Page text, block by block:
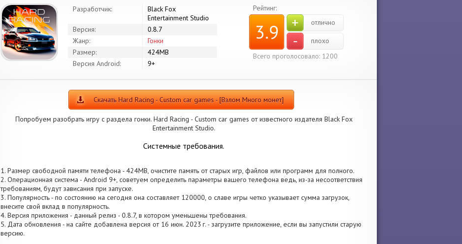
Разработчик:
Black Fox
Entertainment Studio
Версия:
0.8.7
Жанр:
Гонки
Размер:
424MB
Версия Android:
9+
Рейтинг:
3.9 + отлично
-
плохо
Всего проголосовало: 1200
Скачать Hard Racing - Custom car games - [Взлом Много монет]
Попробуем разобрать игру с раздела гонки. Hard Racing - Custom car games от известного издателя Black Fox
Entertainment Studio.
Системные требования.
1. Размер свободной памяти телефона - 424MB, очистите память от старых игр, файлов или программ для полного.
2. Операционная система - Android 9+, советуем определить параметры вашего телефона ведь, из-за несоответствия
требованиям, будут зависания при запуске.
3. Популярность - по состоянию на сегодня она составляет 120000, о cлаве игры четко указывает сумма загрузок,
внесите свой вклад в популярность.
4. Версия приложения - данный релиз - 0.8.7, в котором уменьшены требования.
5. Дата обновления - на сайте добавлена версия от 16 июн. 2023 г. - загрузите приложение, если вы запустили старую
версию.